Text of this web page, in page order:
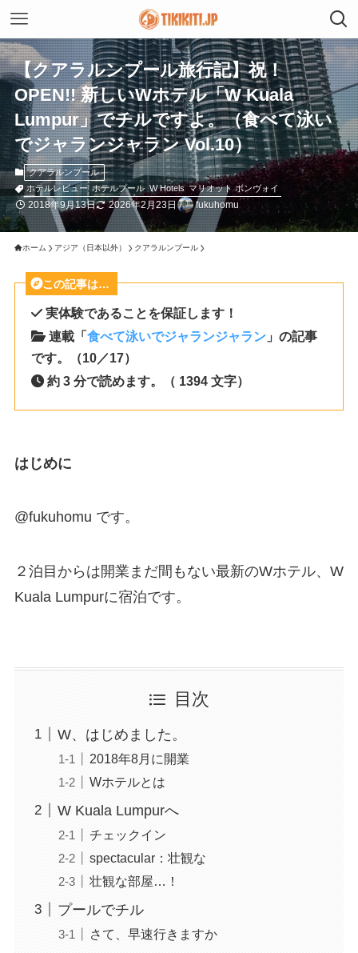
【クアラルンプール旅行記】祝！
OPEN!! 新しいWホテル「W Kuala
Lumpur」でチルですよ。（食べて泳い
でジャランジャラン Vol.10）
クアラルンプール
ホテルレビュー ホテルプール W Hotels マリオット ボンヴォイ
2018年9月13日 2026年2月23日 fukuhomu
ホーム アジア（日本以外） クアラルンプール
この記事は…
実体験であることを保証します！
連載「食べて泳いでジャランジャラン 」の記事
です。（10／17）
約 3 分で読めます。（ 1394 文字）
はじめに
@fukuhomu です。
２泊目からは開業まだ間もない最新のWホテル、W
Kuala Lumpurに宿泊です。
目次
W、はじめました。
2018年8月に開業
Wホテルとは
W Kuala Lumpurへ
チェックイン
spectacular：壮観な
壮観な部屋…！
プールでチル
さて、早速行きますか